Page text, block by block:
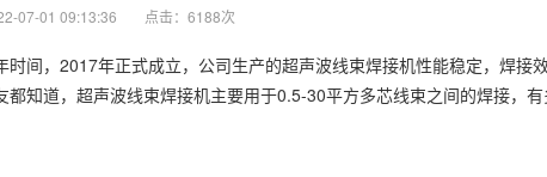
07-01 09:13:36 点击：6188次
间，2017年正式成立，公司生产的超声波线束焊接机性能稳定，焊接
都知道，超声波线束焊接机主要用于0.5-30平方多芯线束之间的焊接，有